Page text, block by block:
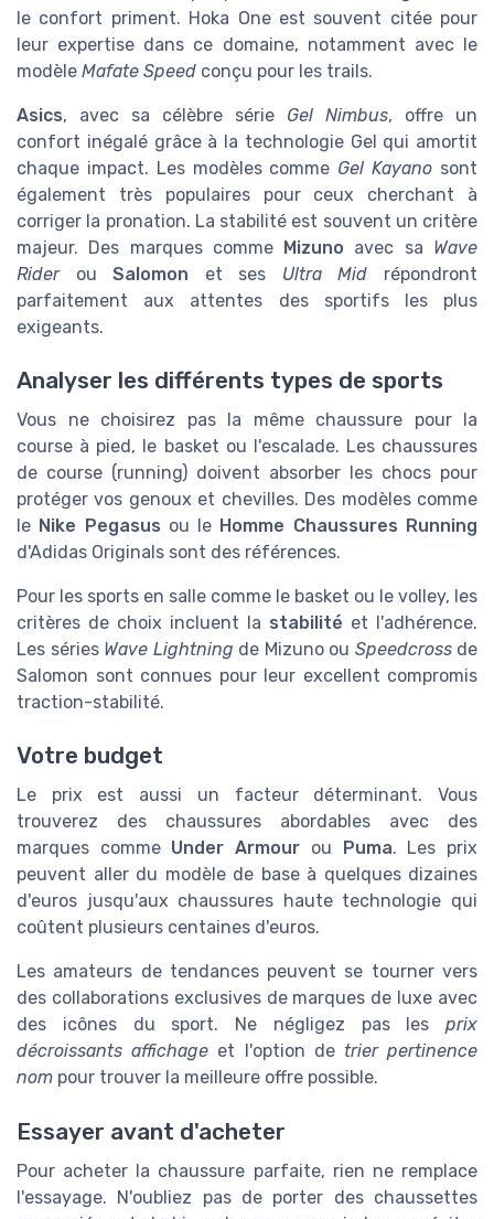
le confort priment. Hoka One est souvent citée pour
leur expertise dans ce domaine, notamment avec le
modèle Mafate Speed conçu pour les trails.
Asics, avec sa célèbre série Gel Nimbus, offre un
confort inégalé grâce à la technologie Gel qui amortit
chaque impact. Les modèles comme Gel Kayano sont
également très populaires pour ceux cherchant à
corriger la pronation. La stabilité est souvent un critère
majeur. Des marques comme Mizuno avec sa Wave
RiderouSalomon et ses Ultra Mid répondront
parfaitement aux attentes des sportifs les plus
exigeants.
Analyser les différents types de sports
Vous ne choisirez pas la même chaussure pour la
course à pied, le basket ou l'escalade. Les chaussures
de course (running) doivent absorber les chocs pour
protéger vos genoux et chevilles. Des modèles comme
le Nike Pegasus ou le Homme Chaussures Running
d'Adidas Originals sont des références.
Pour les sports en salle comme le basket ou le volley, les
critères de choix incluent la stabilité et l'adhérence.
Les séries Wave Lightning de Mizuno ou Speedcrossde
Salomon sont connues pour leur excellent compromis
traction-stabilité.
Votre budget
Le prix est aussi un facteur déterminant. Vous
trouverez des chaussures abordables avec des
marques comme Under Armour ou Puma. Les prix
peuvent aller du modèle de base à quelques dizaines
d'euros jusqu'aux chaussures haute technologie qui
coûtent plusieurs centaines d'euros.
Les amateurs de tendances peuvent se tourner vers
des collaborations exclusives de marques de luxe avec
des icônes du sport. Ne négligez pas les prix
décroissants affichage et l'option de trier pertinence
nom pour trouver la meilleure offre possible.
Essayer avant d'acheter
Pour acheter la chaussure parfaite, rien ne remplace
l'essayage. N'oubliez pas de porter des chaussettes